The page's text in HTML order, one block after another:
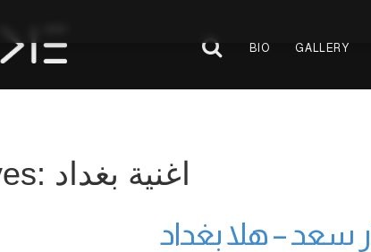
BIO GALLERY
Tag Archives: اغنية بغداد
– هلا بغداد